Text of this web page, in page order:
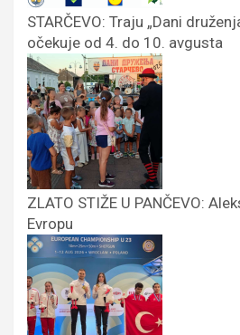
STARČEVO: Traju „Dani
očekuje od 4. do 10. avgusta
ZLATO STIŽE U PANČEVO:
Evropu